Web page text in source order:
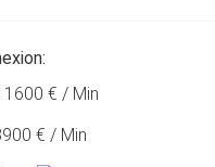
€ / Min
€ / Min